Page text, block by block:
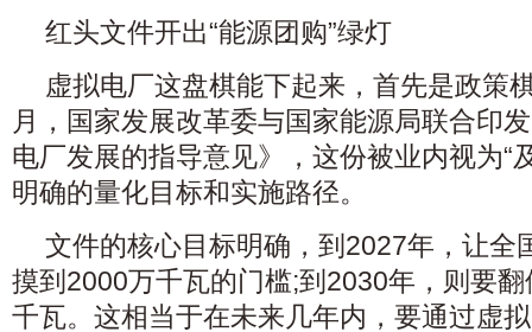
红头文件开出“能源团购”绿灯
虚拟电厂这盘棋能下起来，首先是政策
月，国家发展改革委与国家能源局联合印
电厂发展的指导意见》，这份被业内视为“
明确的量化目标和实施路径。
文件的核心目标明确，到2027年，让全
摸到2000万千瓦的门槛;到2030年，则要
千瓦。这相当于在未来几年内，要通过虚